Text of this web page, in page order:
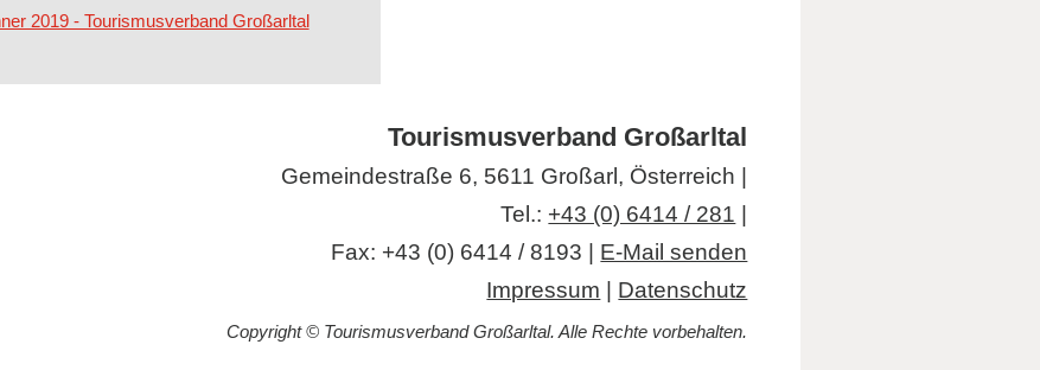
2019 - Tourismusverband Großarltal
Tourismusverband Großarltal
Gemeindestraße 6, 5611 Großarl, Österreich |
Tel.: +43 (0) 6414 / 281
Fax: +43 (0) 6414 / 8193 | E-Mail senden
Impressum
Datenschutz
Copyright © Tourismusverband Großarltal. Alle Rechte vorbehalten.